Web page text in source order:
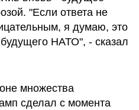
"Если ответа не
я думаю, это
НАТО", - сказал
множества
сделал с момента